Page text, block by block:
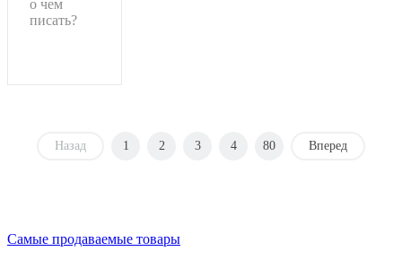
о чем
писать?
Назад 1 2 3 4 80 Вперед
Самые продаваемые товары